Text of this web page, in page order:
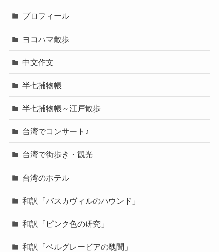
プロフィール
ヨコハマ散歩
中文作文
半七捕物帳
半七捕物帳～江戸散歩
台湾でコンサート♪
台湾で街歩き・観光
台湾のホテル
和訳「バスカヴィルのハウンド」
和訳「ピンク色の研究」
和訳「ベルグレービアの醜聞」